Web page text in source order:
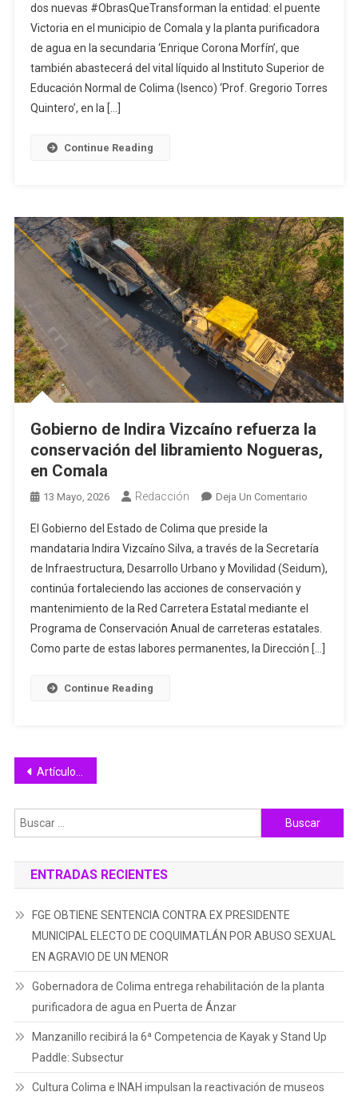
Vizcaíno
Entrega
‘Victoria’
En
Isenco
En
Colima
dos nuevas #ObrasQueTransforman la entidad: el puente
Victoria en el municipio de Comala y la planta purificadora
de agua en la secundaria ‘Enrique Corona Morfín’, que
también abastecerá del vital líquido al Instituto Superior de
Educación Normal de Colima (Isenco) ‘Prof. Gregorio Torres
Quintero’, en la […]
Continue Reading
Gobierno de Indira Vizcaíno refuerza la
conservación del libramiento Nogueras,
en Comala
13 Mayo, 2026 Redacción Deja Un ComentarioEn
Indira
Vizcaíno
La
Del
El Gobierno del Estado de Colima que preside la
mandataria Indira Vizcaíno Silva, a través de la Secretaría
de Infraestructura, Desarrollo Urbano y Movilidad (Seidum),
continúa fortaleciendo las acciones de conservación y
mantenimiento de la Red Carretera Estatal mediante el
Programa de Conservación Anual de carreteras estatales.
Como parte de estas labores permanentes, la Dirección […]
Continue Reading
Navegación
de
entradas
Artículos antiguos
Buscar:
ENTRADAS RECIENTES
FGE OBTIENE SENTENCIA CONTRA EX PRESIDENTE
MUNICIPAL ELECTO DE COQUIMATLÁN POR ABUSO SEXUAL
EN AGRAVIO DE UN MENOR
Gobernadora de Colima entrega rehabilitación de la planta
purificadora de agua en Puerta de Ánzar
Manzanillo recibirá la 6ª Competencia de Kayak y Stand Up
Paddle: Subsectur
Cultura Colima e INAH impulsan la reactivación de museos